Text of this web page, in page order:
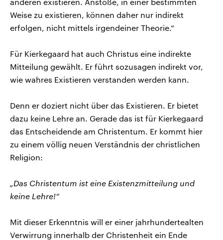
Weise zu existieren, können daher nur indirekt
erfolgen, nicht mittels irgendeiner Theorie.“
Für Kierkegaard hat auch Christus eine indirekte
Mitteilung gewählt. Er führt sozusagen indirekt vor,
wie wahres Existieren verstanden werden kann.
Denn er doziert nicht über das Existieren. Er bietet
dazu keine Lehre an. Gerade das ist für Kierkegaard
das Entscheidende am Christentum. Er kommt hier
zu einem völlig neuen Verständnis der christlichen
Religion:
„Das Christentum ist eine Existenzmitteilung und
keine Lehre!“
Mit dieser Erkenntnis will er einer jahrhundertealten
Verwirrung innerhalb der Christenheit ein Ende